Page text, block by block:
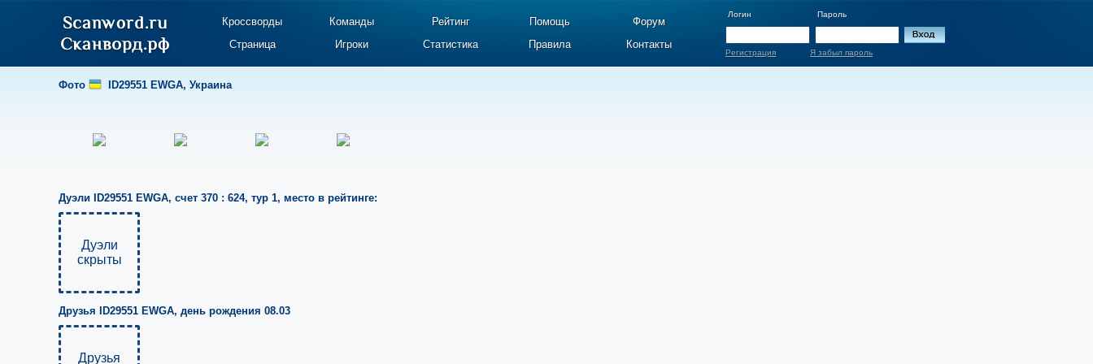
Кроссворды Команды Рейтинг Помощь
Форум
Страница
Игроки Статистика Правила Контакты
Логин Пароль
Регистрация Я забыл пароль
Фото ID29551 EWGA, Украина
Дуэли ID29551 EWGA, счет 370 : 624, тур 1, место в рейтинге:
Дуэли
скрыты
Друзья ID29551 EWGA, день рождения 08.03
Друзья